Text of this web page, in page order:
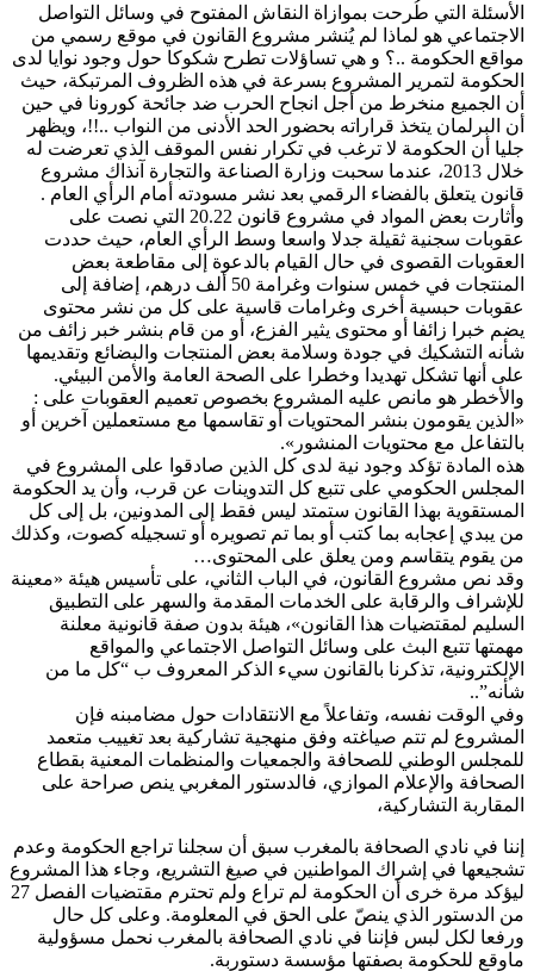
الأسئلة التي طُرحت بموازاة النقاش المفتوح في وسائل التواصل
الاجتماعي هو لماذا لم يُنشر مشروع القانون في موقع رسمي من
مواقع الحكومة ..؟ و هي تساؤلات تطرح شكوكا حول وجود نوايا لدى
الحكومة لتمرير المشروع بسرعة في هذه الظروف المرتبكة، حيث
أن الجميع منخرط من أجل انجاح الحرب ضد جائحة كورونا في حين
أن البرلمان يتخذ قراراته بحضور الحد الأدنى من النواب ..!!، ويظهر
جليا أن الحكومة لا ترغب في تكرار نفس الموقف الذي تعرضت له
خلال 2013، عندما سحبت وزارة الصناعة والتجارة آنذاك مشروع
قانون يتعلق بالفضاء الرقمي بعد نشر مسودته أمام الرأي العام .
وأثارت بعض المواد في مشروع قانون 20.22 التي نصت على
عقوبات سجنية ثقيلة جدلا واسعا وسط الرأي العام، حيث حددت
العقوبات القصوى في حال القيام بالدعوة إلى مقاطعة بعض
المنتجات في خمس سنوات وغرامة 50 ألف درهم، إضافة إلى
عقوبات حبسية أخرى وغرامات قاسية على كل من نشر محتوى
يضم خبرا زائفا أو محتوى يثير الفزع، أو من قام بنشر خبر زائف من
شأنه التشكيك في جودة وسلامة بعض المنتجات والبضائع وتقديمها
على أنها تشكل تهديدا وخطرا على الصحة العامة والأمن البيئي.
والأخطر هو مانص عليه المشروع بخصوص تعميم العقوبات على :
«الذين يقومون بنشر المحتويات أو تقاسمها مع مستعملين آخرين أو
بالتفاعل مع محتويات المنشور».
هذه المادة تؤكد وجود نية لدى كل الذين صادقوا على المشروع في
المجلس الحكومي على تتبع كل التدوينات عن قرب، وأن يد الحكومة
المستقوية بهذا القانون ستمتد ليس فقط إلى المدونين، بل إلى كل
من يبدي إعجابه بما كتب أو بما تم تصويره أو تسجيله كصوت، وكذلك
من يقوم يتقاسم ومن يعلق على المحتوى…
وقد نص مشروع القانون، في الباب الثاني، على تأسيس هيئة «معينة
للإشراف والرقابة على الخدمات المقدمة والسهر على التطبيق
السليم لمقتضيات هذا القانون»، هيئة بدون صفة قانونية معلنة
مهمتها تتبع البث على وسائل التواصل الاجتماعي والمواقع
الإلكترونية، تذكرنا بالقانون سيء الذكر المعروف ب “كل ما من
شأنه”..
وفي الوقت نفسه، وتفاعلاً مع الانتقادات حول مضامبنه فإن
المشروع لم تتم صياغته وفق منهجية تشاركية بعد تغييب متعمد
للمجلس الوطني للصحافة والجمعيات والمنظمات المعنية بقطاع
الصحافة والإعلام الموازي، فالدستور المغربي ينص صراحة على
المقاربة التشاركية،
إننا في نادي الصحافة بالمغرب سبق أن سجلنا تراجع الحكومة وعدم
تشجيعها في إشراك المواطنين في صيغ التشريع، وجاء هذا المشروع
ليؤكد مرة خرى أن الحكومة لم تراع ولم تحترم مقتضيات الفصل 27
من الدستور الذي ينصّ على الحق في المعلومة. وعلى كل حال
ورفعا لكل لبس فإننا في نادي الصحافة بالمغرب نحمل مسؤولية
ماوقع للحكومة بصفتها مؤسسة دستوربة.